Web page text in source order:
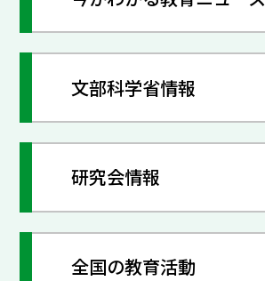
文部科学省情報
研究会情報
全国の教育活動